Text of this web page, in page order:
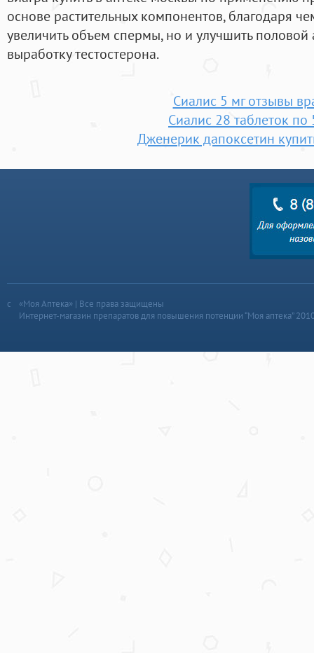
основе растительных компонентов, благодаря
увеличить объем спермы, но и улучшить половой
выработку тестостерона.
Сиалис 5 мг отзывы
Сиалис 28 таблеток по
Дженерик дапоксетин
«Моя Аптека» | Все права защищены
Интернет-магазин препаратов для повышения потенции “Моя аптека”